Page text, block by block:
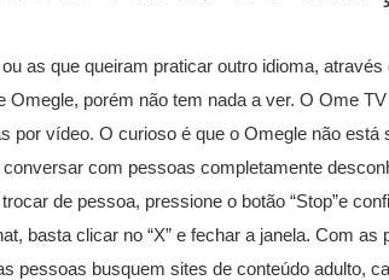
as que queiram praticar outro idioma,
Omegle, porém não tem nada a ver. O Ome
por vídeo. O curioso é que o Omegle não está
com pessoas completamente
de pessoa, pressione o botão “Stop”e
basta clicar no “X” e fechar a janela. Com as
pessoas busquem sites de conteúdo adulto,